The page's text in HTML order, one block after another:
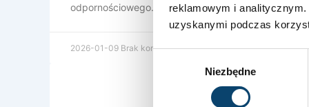
reklamowym i
uzyskanymi podczas
Niezbędne
odpornościowego.
2026-01-09 Brak komentarzy